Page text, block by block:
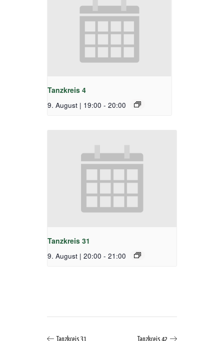
Tanzkreis 4
9. August | 19:00 - 20:00
Tanzkreis 31
9. August | 20:00 - 21:00
Tanzkreis 31 Tanzkreis 42